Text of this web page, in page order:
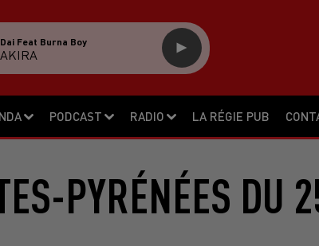
PODCAST RADIO LA RÉGIE PUB
Feat Burna Boy
PYRÉNÉES